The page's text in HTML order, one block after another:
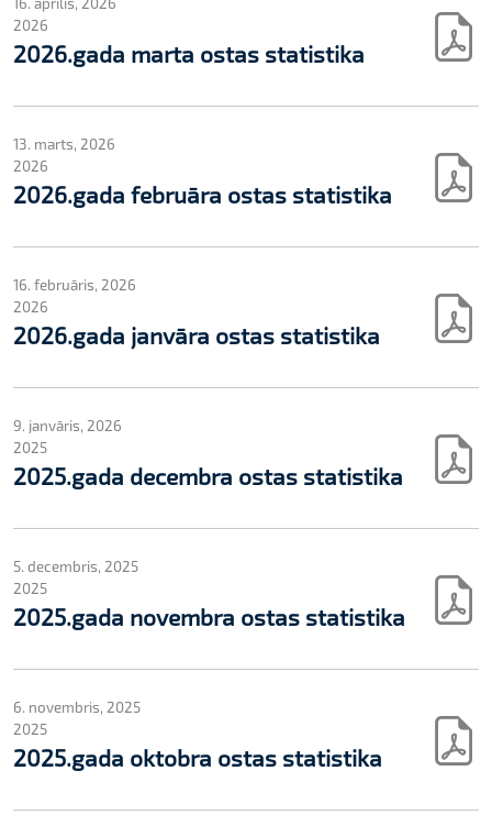
2026
2026.gada marta ostas statistika
13. marts, 2026
2026
2026.gada februāra ostas statistika
16. februāris, 2026
2026
2026.gada janvāra ostas statistika
9. janvāris, 2026
2025
2025.gada decembra ostas statistika
5. decembris, 2025
2025
2025.gada novembra ostas statistika
6. novembris, 2025
2025
2025.gada oktobra ostas statistika